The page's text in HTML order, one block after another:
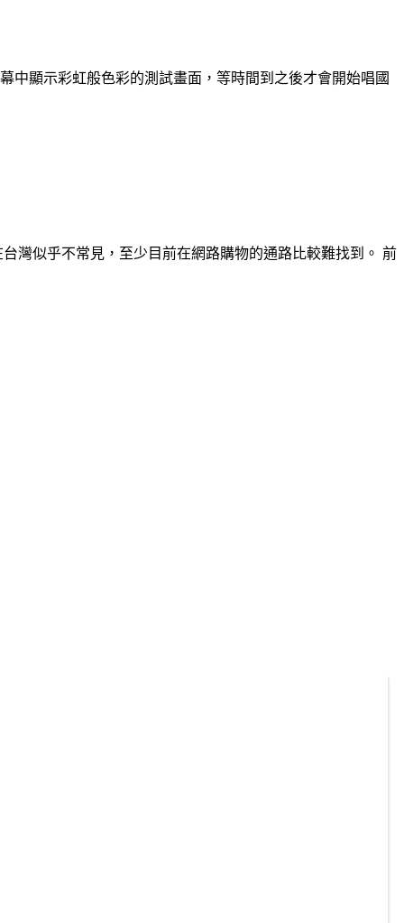
中顯示彩虹般色彩的測試畫面，等時間到之後才會開始唱國
灣似乎不常見，至少目前在網路購物的通路比較難找到。 前